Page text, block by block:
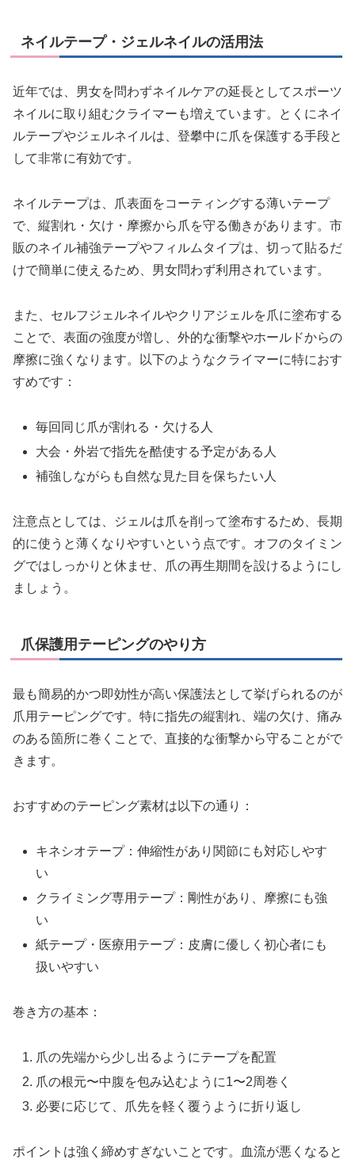
ネイルテープ・ジェルネイルの活用法
近年では、男女を問わずネイルケアの延長としてスポーツ
ネイルに取り組むクライマーも増えています。とくにネイ
ルテープやジェルネイルは、登攀中に爪を保護する手段と
して非常に有効です。
ネイルテープは、爪表面をコーティングする薄いテープ
で、縦割れ・欠け・摩擦から爪を守る働きがあります。市
販のネイル補強テープやフィルムタイプは、切って貼るだ
けで簡単に使えるため、男女問わず利用されています。
また、セルフジェルネイルやクリアジェルを爪に塗布する
ことで、表面の強度が増し、外的な衝撃やホールドからの
摩擦に強くなります。以下のようなクライマーに特におす
すめです：
毎回同じ爪が割れる・欠ける人
大会・外岩で指先を酷使する予定がある人
補強しながらも自然な見た目を保ちたい人
注意点としては、ジェルは爪を削って塗布するため、長期
的に使うと薄くなりやすいという点です。オフのタイミン
グではしっかりと休ませ、爪の再生期間を設けるようにし
ましょう。
爪保護用テーピングのやり方
最も簡易的かつ即効性が高い保護法として挙げられるのが
爪用テーピングです。特に指先の縦割れ、端の欠け、痛み
のある箇所に巻くことで、直接的な衝撃から守ることがで
きます。
おすすめのテーピング素材は以下の通り：
キネシオテープ：伸縮性があり関節にも対応しやす
い
クライミング専用テープ：剛性があり、摩擦にも強
い
紙テープ・医療用テープ：皮膚に優しく初心者にも
扱いやすい
巻き方の基本：
爪の先端から少し出るようにテープを配置
爪の根元〜中腹を包み込むように1〜2周巻く
必要に応じて、爪先を軽く覆うように折り返し
ポイントは強く締めすぎないことです。血流が悪くなると